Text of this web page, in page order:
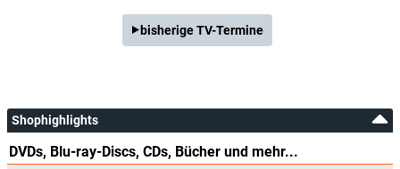
bisherige TV-Termine
Shophighlights
DVDs, Blu-ray-Discs, CDs, Bücher und mehr...